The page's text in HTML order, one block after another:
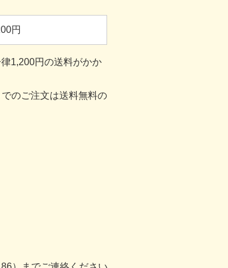
円
1,200円の送料がかか
のご注文は送料無料の